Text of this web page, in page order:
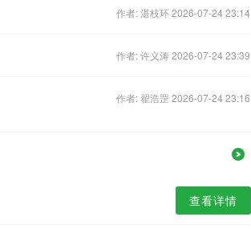
作者: 湛枝环 2026-07-24 23:14
作者: 许义涛 2026-07-24 23:39
作者: 翟浩罡 2026-07-24 23:16
查看详情